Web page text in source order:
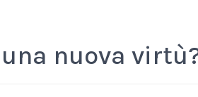
una nuova